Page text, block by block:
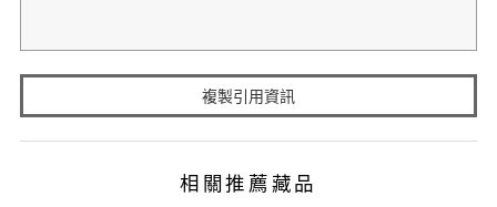
複製引用資訊
相關推薦藏品